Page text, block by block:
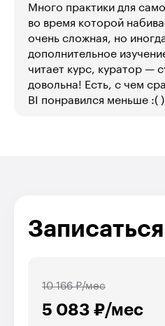
Много практики для
во время которой
очень сложная, но
дополнительное
читает курс, куратор —
довольна! Есть, с чем
BI понравился меньше :( )
5 083 ₽/мес
10 166 ₽/мес